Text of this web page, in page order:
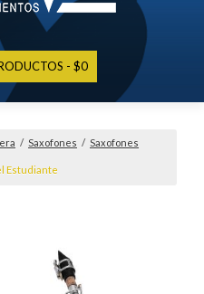
$0
/ Saxofones / Saxofones
Estudiante